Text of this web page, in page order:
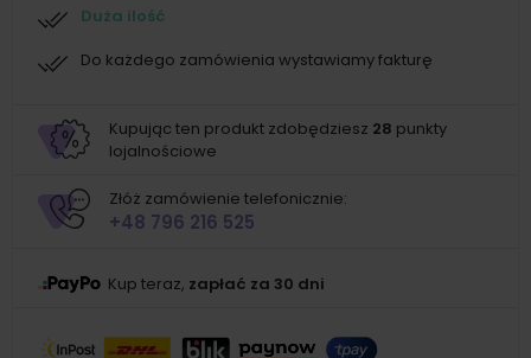
Duża ilość
Do każdego zamówienia wystawiamy fakturę
Kupując ten produkt zdobędziesz 28 punkty
lojalnościowe
Złóż zamówienie telefonicznie:
+48 796 216 525
Kup teraz, zapłać za 30 dni